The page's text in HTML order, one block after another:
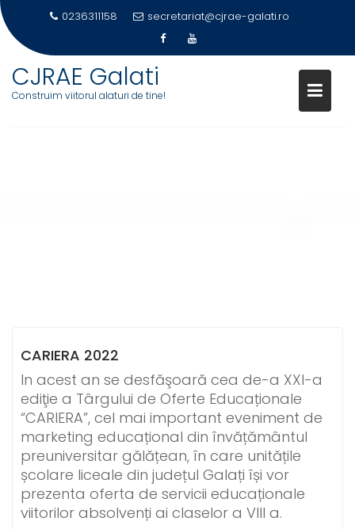
0236311158 secretariat@cjrae-galati.ro
CJRAE Galati
Construim viitorul alaturi de tine!
CARIERA 2022
In acest an se desfăşoară cea de-a XXI-a
ediţie a Târgului de Oferte Educaționale
“CARIERA”, cel mai important eveniment de
marketing educațional din învățământul
preuniversitar gălățean, în care unitățile
școlare liceale din județul Galați își vor
prezenta oferta de servicii educaționale
viitorilor absolvenți ai claselor a VIII a.